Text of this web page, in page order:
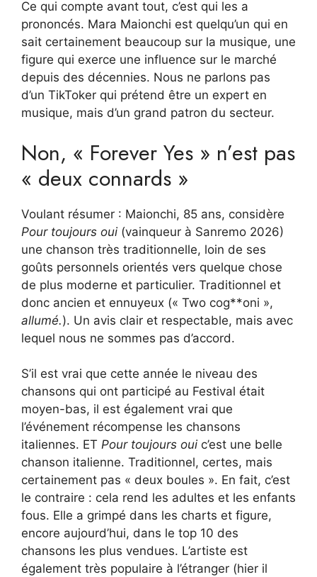
Ce qui compte avant tout, c’est qui les a
prononcés. Mara Maionchi est quelqu’un qui en
sait certainement beaucoup sur la musique, une
figure qui exerce une influence sur le marché
depuis des décennies. Nous ne parlons pas
d’un TikToker qui prétend être un expert en
musique, mais d’un grand patron du secteur.
Non, « Forever Yes » n’est pas
« deux connards »
Voulant résumer : Maionchi, 85 ans, considère
Pour toujours oui (vainqueur à Sanremo 2026)
une chanson très traditionnelle, loin de ses
goûts personnels orientés vers quelque chose
de plus moderne et particulier. Traditionnel et
donc ancien et ennuyeux (« Two cog**oni »,
allumé.). Un avis clair et respectable, mais avec
lequel nous ne sommes pas d’accord.
S’il est vrai que cette année le niveau des
chansons qui ont participé au Festival était
moyen-bas, il est également vrai que
l’événement récompense les chansons
italiennes. ET Pour toujours oui c’est une belle
chanson italienne. Traditionnel, certes, mais
certainement pas « deux boules ». En fait, c’est
le contraire : cela rend les adultes et les enfants
fous. Elle a grimpé dans les charts et figure,
encore aujourd’hui, dans le top 10 des
chansons les plus vendues. L’artiste est
également très populaire à l’étranger (hier il